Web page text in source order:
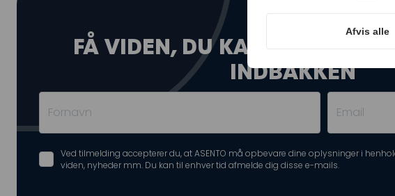
FÅ VIDEN, DU KAN
INDBAKKEN
Ved tilmelding accepterer du, at ASENTO må opbevare dine oplysninger i
viden, nyheder mm. Du kan til enhver tid afmelde dig disse e-mails.
Afvis alle